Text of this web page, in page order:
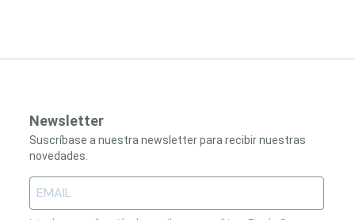
Newsletter
Suscríbase a nuestra newsletter para recibir nuestras
novedades.